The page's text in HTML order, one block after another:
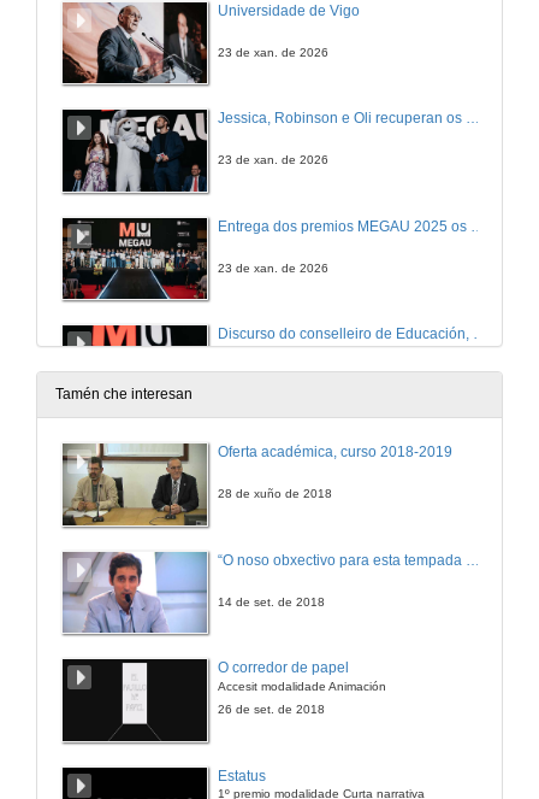
Universidade de Vigo
23 de xan. de 2026
Jessica, Robinson e Oli recuperan os premios MEGAU 2025 do metaverso da UVigo
23 de xan. de 2026
23 de xan. de 2026
Discurso do conselleiro de Educación, Ciencia, Universidades e FP da Xunta de Galicia e despedida do acto
23 de xan. de 2026
Tamén che interesan
Oferta académica, curso 2018-2019
28 de xuño de 2018
14 de set. de 2018
O corredor de papel
Accesit modalidade Animación
26 de set. de 2018
Estatus
1º premio modalidade Curta narrativa